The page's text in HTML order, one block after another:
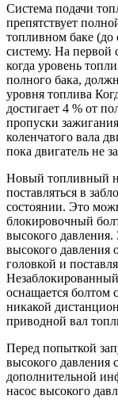
Система подачи
препятствует
топливном баке (до
систему. На первой
когда уровень
полного бака,
уровня топлива
достигает 4 % от
пропуски
коленчатого вала
пока двигатель не
Новый топливный
поставляться в
состоянии. Это
блокировочный
высокого
высокого давления
головкой и
оснащается болтом
никакой
приводной вал
Перед попыткой
высокого давления
дополнительной
насос высокого